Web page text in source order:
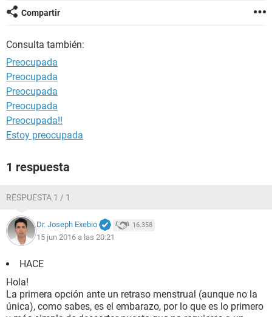
Compartir
Consulta también:
Preocupada
Preocupada
Preocupada
Preocupada
Preocupada!!
Estoy preocupada
1 respuesta
RESPUESTA 1 / 1
Dr. Joseph Exebio 16.358
15 jun 2016 a las 20:21
HACE
Hola!
La primera opción ante un retraso menstrual (aunque no la
única), como sabes, es el embarazo, por lo que es lo primero